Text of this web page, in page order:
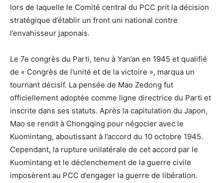
lors de laquelle le Comité central du PCC prit la décision
stratégique d’établir un front uni national contre
l’envahisseur japonais.
Le 7e congrès du Parti, tenu à Yan’an en 1945 et qualifié
de « Congrès de l’unité et de la victoire », marqua un
tournant décisif. La pensée de Mao Zedong fut
officiellement adoptée comme ligne directrice du Parti et
inscrite dans ses statuts. Après la capitulation du Japon,
Mao se rendit à Chongqing pour négocier avec le
Kuomintang, aboutissant à l’accord du 10 octobre 1945.
Cependant, la rupture unilatérale de cet accord par le
Kuomintang et le déclenchement de la guerre civile
imposèrent au PCC d’engager la guerre de libération.